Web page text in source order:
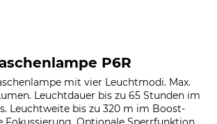
P6R
mit vier Leuchtmodi. Max.
Leuchtdauer bis zu 65 Stunden im
Leuchtweite bis zu 320 m im Boost-